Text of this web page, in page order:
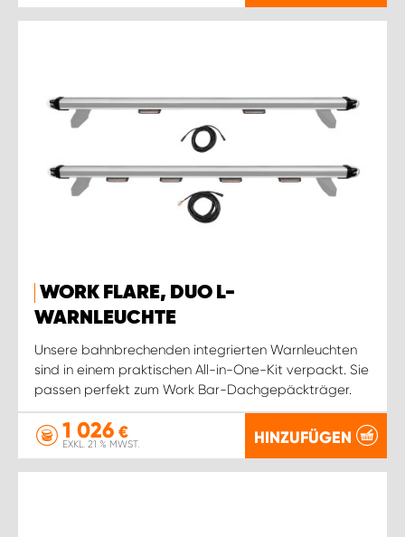
WORK FLARE, DUO L-
WARNLEUCHTE
Unsere bahnbrechenden integrierten Warnleuchten
sind in einem praktischen All-in-One-Kit verpackt. Sie
passen perfekt zum Work Bar-Dachgepäckträger.
1 026 €
EXKL. 21 % MWST. HINZUFÜGEN